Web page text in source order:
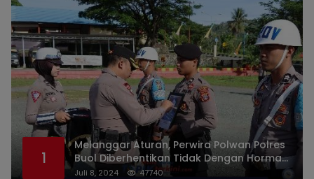
1
Melanggar Aturan, Perwira Polwan Polres
Buol Diberhentikan Tidak Dengan Hormat
Dari Dinas Kepolisian
Juli 8, 2024 47740